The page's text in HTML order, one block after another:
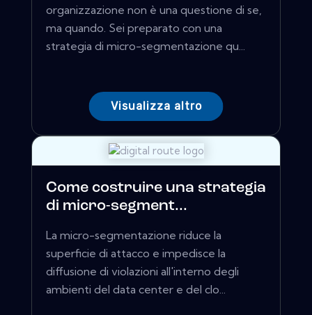
organizzazione non è una questione di se,
ma quando. Sei preparato con una
strategia di micro-segmentazione qu...
Visualizza altro
Come costruire una strategia
di micro-segment...
La micro-segmentazione riduce la
superficie di attacco e impedisce la
diffusione di violazioni all'interno degli
ambienti del data center e del clo...